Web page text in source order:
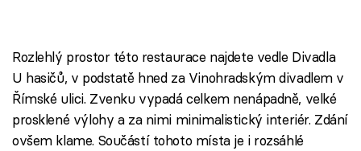
Rozlehlý prostor této restaurace najdete vedle Divadla
U hasičů, v podstatě hned za Vinohradským divadlem v
Římské ulici. Zvenku vypadá celkem nenápadně, velké
prosklené výlohy a za nimi minimalistický interiér. Zdání
ovšem klame. Součástí tohoto místa je i rozsáhlé